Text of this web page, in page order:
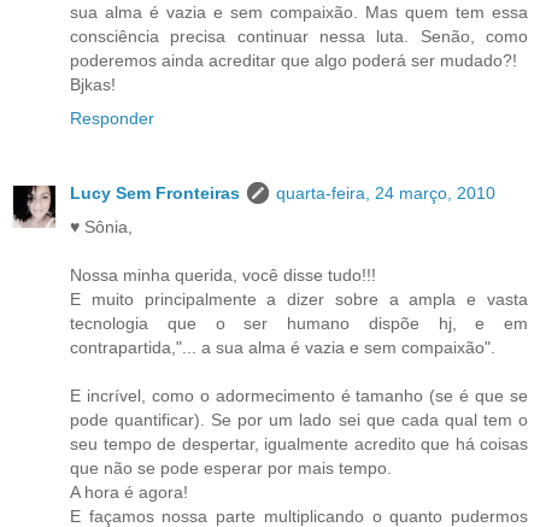
sua alma é vazia e sem compaixão. Mas quem tem essa
consciência precisa continuar nessa luta. Senão, como
poderemos ainda acreditar que algo poderá ser mudado?!
Bjkas!
Responder
Lucy Sem Fronteiras
quarta-feira, 24 março, 2010
♥ Sônia,
Nossa minha querida, você disse tudo!!!
E muito principalmente a dizer sobre a ampla e vasta
tecnologia que o ser humano dispõe hj, e em
contrapartida,"... a sua alma é vazia e sem compaixão".
E incrível, como o adormecimento é tamanho (se é que se
pode quantificar). Se por um lado sei que cada qual tem o
seu tempo de despertar, igualmente acredito que há coisas
que não se pode esperar por mais tempo.
A hora é agora!
E façamos nossa parte multiplicando o quanto pudermos